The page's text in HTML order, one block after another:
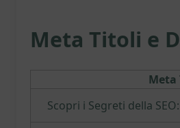
Meta Titoli e
Meta
Scopri i Segreti della